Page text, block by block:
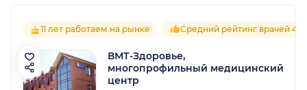
11 лет работаем на рынке Средний рейтинг врачей 4.9
ВМТ-Здоровье,
многопрофильный медицинский
центр